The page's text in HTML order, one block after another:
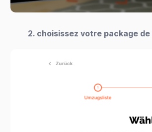
2. choisissez votre package